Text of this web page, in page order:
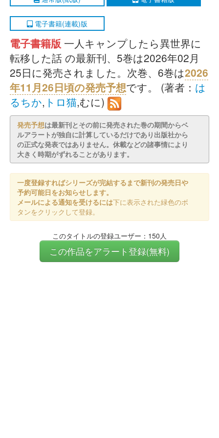
電子書籍(連載)版
電子書籍版 一人キャンプしたら異世界に
転移した話 の最新刊、5巻は2026年02月
25日に発売されました。次巻、6巻は2026
年11月26日頃の発売予想です。 (著者： は
るちか, トロ猫,むに)
発売予想は最新刊とその前に発売された巻の期間からベ
ルアラートが独自に計算しているだけであり出版社から
の正式な発表ではありません。休載などの諸事情により
大きく時期がずれることがあります。
一度登録すればシリーズが完結するまで新刊の発売日や
予約可能日をお知らせします。
メールによる通知を受けるには下に表示された緑色のボ
タンをクリックして登録。
このタイトルの登録ユーザー：150人
この作品をアラート登録(無料)